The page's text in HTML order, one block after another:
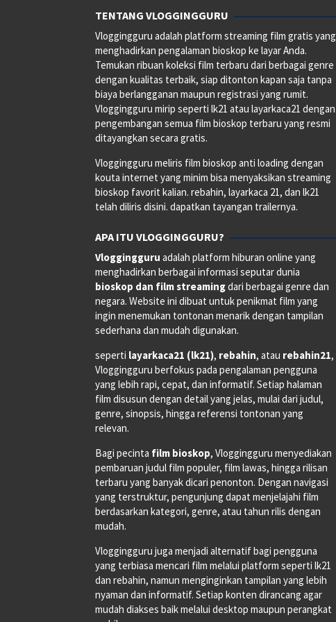
TENTANG VLOGGINGGURU
Vloggingguru adalah platform streaming film gratis yang
menghadirkan pengalaman bioskop ke layar Anda.
Temukan ribuan koleksi film terbaru dari berbagai genre
dengan kualitas terbaik, siap ditonton kapan saja tanpa
biaya berlangganan maupun registrasi yang rumit.
Vloggingguru mirip seperti lk21 atau layarkaca21 dengan
pengembangan semua film bioskop terbaru yang resmi
ditayangkan secara gratis.
Vloggingguru meliris film bioskop anti loading dengan
kouta internet yang minim bisa menyaksikan streaming
bioskop favorit kalian. rebahin, layarkaca 21, dan lk21
telah diliris disini. dapatkan tayangan trailernya.
APA ITU VLOGGINGGURU?
Vloggingguru adalah platform hiburan online yang
menghadirkan berbagai informasi seputar dunia
bioskop dan film streamingdari berbagai genre dan
negara. Website ini dibuat untuk penikmat film yang
ingin menemukan tontonan menarik dengan tampilan
sederhana dan mudah digunakan.
seperti layarkaca21 (lk21), rebahin, atau rebahin21,
Vloggingguru berfokus pada pengalaman pengguna
yang lebih rapi, cepat, dan informatif. Setiap halaman
film disusun dengan detail yang jelas, mulai dari judul,
genre, sinopsis, hingga referensi tontonan yang
relevan.
Bagi pecinta film bioskop, Vloggingguru menyediakan
pembaruan judul film populer, film lawas, hingga rilisan
terbaru yang banyak dicari penonton. Dengan navigasi
yang terstruktur, pengunjung dapat menjelajahi film
berdasarkan kategori, genre, atau tahun rilis dengan
mudah.
Vloggingguru juga menjadi alternatif bagi pengguna
yang terbiasa mencari film melalui platform seperti lk21
dan rebahin, namun menginginkan tampilan yang lebih
nyaman dan informatif. Setiap konten dirancang agar
mudah diakses baik melalui desktop maupun perangkat